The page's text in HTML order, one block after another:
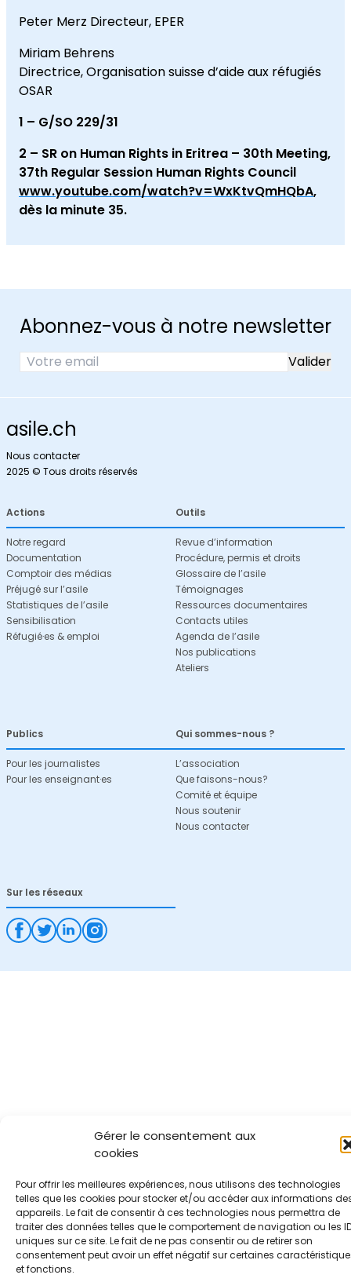
Gérer le consentement aux
cookies
Pour offrir les meilleures expériences, nous utilisons des technologies
telles que les cookies pour stocker et/ou accéder aux informations
appareils. Le fait de consentir à ces technologies nous permettra de
traiter des données telles que le comportement de navigation ou les
uniques sur ce site. Le fait de ne pas consentir ou de retirer son
consentement peut avoir un effet négatif sur certaines
et fonctions.
Peter Merz Directeur, EPER
Miriam Behrens
Directrice, Organisation suisse d’aide aux réfugiés
OSAR
1 – G/SO 229/31
2 – SR on Human Rights in Eritrea – 30th Meeting,
37th Regular Session Human Rights Council
www.youtube.com/watch?v=WxKtvQmHQbA,
dès la minute 35.
Abonnez-vous à notre newsletter
asile.ch
Nous contacter
2025 © Tous droits réservés
Actions
Notre regard
Documentation
Comptoir des médias
Préjugé sur l’asile
Statistiques de l’asile
Sensibilisation
Réfugié·es & emploi
Outils
Revue d’information
Procédure, permis et droits
Glossaire de l’asile
Témoignages
Ressources documentaires
Contacts utiles
Agenda de l’asile
Nos publications
Ateliers
Publics
Pour les journalistes
Pour les enseignant·es
Qui sommes-nous ?
L’association
Que faisons-nous?
Comité et équipe
Nous soutenir
Nous contacter
Sur les réseaux